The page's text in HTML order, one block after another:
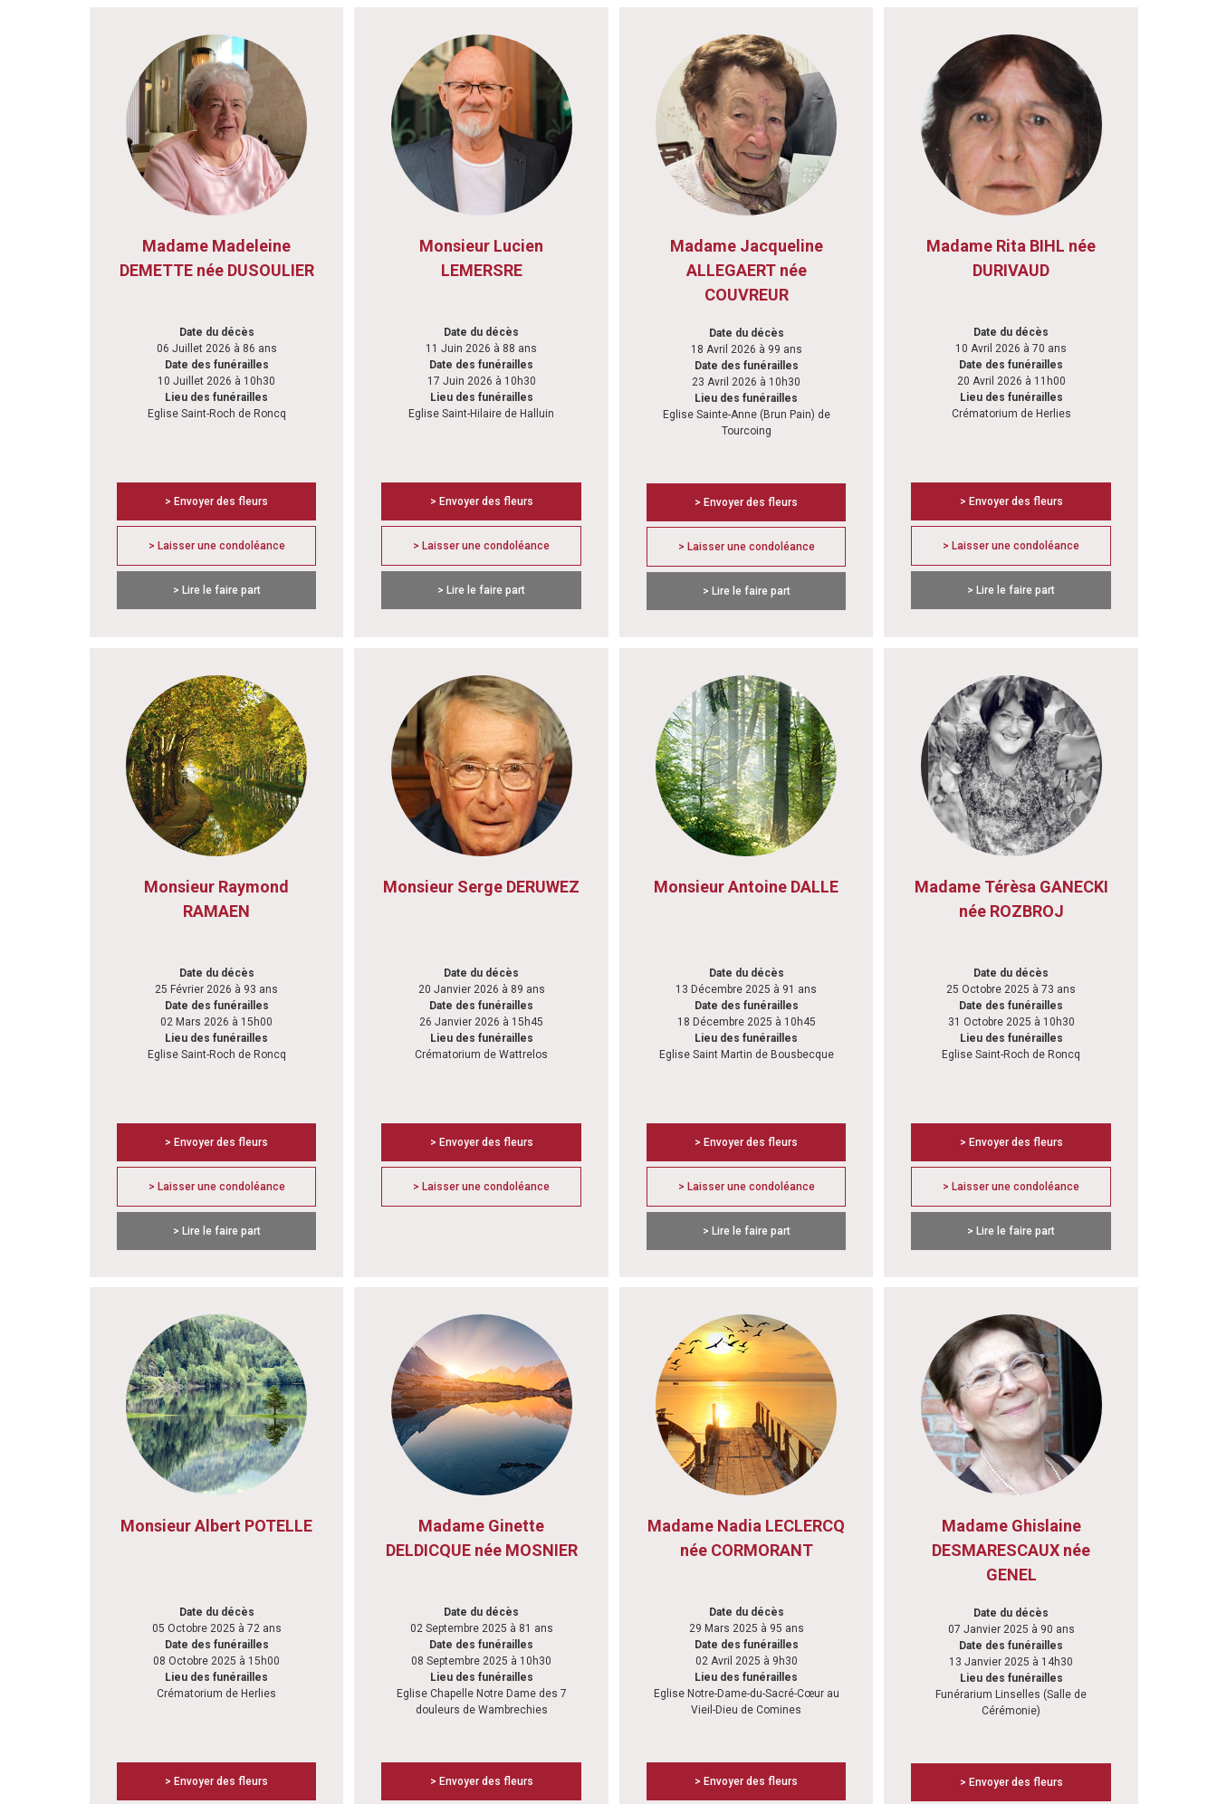
Madame Madeleine
DEMETTE née DUSOULIER
Date du décès
06 Juillet 2026 à 86 ans
Date des funérailles
10 Juillet 2026 à 10h30
Lieu des funérailles
Eglise Saint-Roch de Roncq
> Envoyer des fleurs
> Laisser une condoléance
> Lire le faire part
Monsieur Lucien
LEMERSRE
Date du décès
11 Juin 2026 à 88 ans
Date des funérailles
17 Juin 2026 à 10h30
Lieu des funérailles
Eglise Saint-Hilaire de Halluin
> Envoyer des fleurs
> Laisser une condoléance
> Lire le faire part
Madame Jacqueline
ALLEGAERT née
COUVREUR
Date du décès
18 Avril 2026 à 99 ans
Date des funérailles
23 Avril 2026 à 10h30
Lieu des funérailles
Eglise Sainte-Anne (Brun Pain) de
Tourcoing
> Envoyer des fleurs
> Laisser une condoléance
> Lire le faire part
Madame Rita BIHL née
DURIVAUD
Date du décès
10 Avril 2026 à 70 ans
Date des funérailles
20 Avril 2026 à 11h00
Lieu des funérailles
Crématorium de Herlies
> Envoyer des fleurs
> Laisser une condoléance
> Lire le faire part
Monsieur Raymond
RAMAEN
Date du décès
25 Février 2026 à 93 ans
Date des funérailles
02 Mars 2026 à 15h00
Lieu des funérailles
Eglise Saint-Roch de Roncq
> Envoyer des fleurs
> Laisser une condoléance
> Lire le faire part
Monsieur Serge DERUWEZ
Date du décès
20 Janvier 2026 à 89 ans
Date des funérailles
26 Janvier 2026 à 15h45
Lieu des funérailles
Crématorium de Wattrelos
> Envoyer des fleurs
> Laisser une condoléance
Monsieur Antoine DALLE
Date du décès
13 Décembre 2025 à 91 ans
Date des funérailles
18 Décembre 2025 à 10h45
Lieu des funérailles
Eglise Saint Martin de Bousbecque
> Envoyer des fleurs
> Laisser une condoléance
> Lire le faire part
Madame Térèsa GANECKI
née ROZBROJ
Date du décès
25 Octobre 2025 à 73 ans
Date des funérailles
31 Octobre 2025 à 10h30
Lieu des funérailles
Eglise Saint-Roch de Roncq
> Envoyer des fleurs
> Laisser une condoléance
> Lire le faire part
Monsieur Albert POTELLE
Date du décès
05 Octobre 2025 à 72 ans
Date des funérailles
08 Octobre 2025 à 15h00
Lieu des funérailles
Crématorium de Herlies
> Envoyer des fleurs
Madame Ginette
DELDICQUE née MOSNIER
Date du décès
02 Septembre 2025 à 81 ans
Date des funérailles
08 Septembre 2025 à 10h30
Lieu des funérailles
Eglise Chapelle Notre Dame des 7
douleurs de Wambrechies
> Envoyer des fleurs
Madame Nadia LECLERCQ
née CORMORANT
Date du décès
29 Mars 2025 à 95 ans
Date des funérailles
02 Avril 2025 à 9h30
Lieu des funérailles
Eglise Notre-Dame-du-Sacré-Cœur au
Vieil-Dieu de Comines
> Envoyer des fleurs
Madame Ghislaine
DESMARESCAUX née
GENEL
Date du décès
07 Janvier 2025 à 90 ans
Date des funérailles
13 Janvier 2025 à 14h30
Lieu des funérailles
Funérarium Linselles (Salle de
Cérémonie)
> Envoyer des fleurs